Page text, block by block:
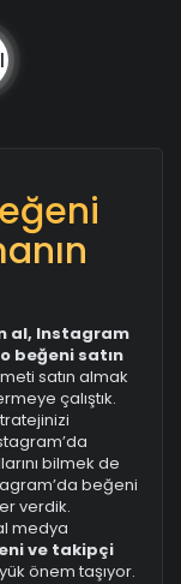
al, Instagram
beğeni satın
satın almak
çalıştık.
bilmek de
beğeni
verdik.
medya
ve takipçi
önem taşıyor.